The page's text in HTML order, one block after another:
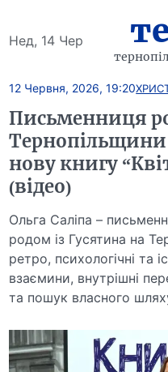
Нед, 14 Чер
12 Червня, 2026, 19:20
Письменниця
Тернопільщини
нову книгу
(відео)
Ольга Саліпа –
родом із Гусятина на
ретро, психологічні та
взаємини, внутрішні
та пошук власного